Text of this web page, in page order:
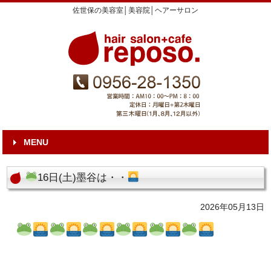
佐世保の美容室│美容院│ヘアーサロン
MENU
16日(土)墨谷は・・
2026年05月13日